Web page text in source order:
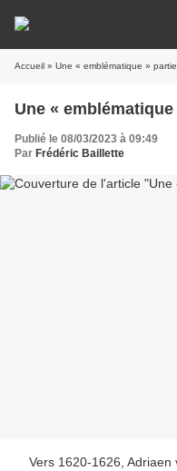
Accueil » Une « emblématique »
Une «
Publié le 08/03/2023 à 09:49
Par Frédéric Baillette
Vers 1620-1626,